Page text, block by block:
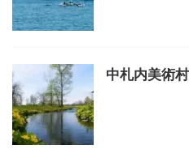
中札内美術